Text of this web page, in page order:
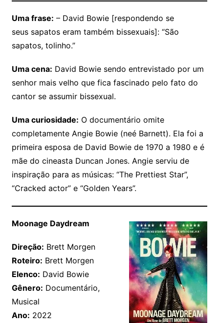
Uma frase: – David Bowie [respondendo se
seus sapatos eram também bissexuais]: “São
sapatos, tolinho.”
Uma cena: David Bowie sendo entrevistado por um
senhor mais velho que fica fascinado pelo fato do
cantor se assumir bissexual.
Uma curiosidade: O documentário omite
completamente Angie Bowie (neé Barnett). Ela foi a
primeira esposa de David Bowie de 1970 a 1980 e é
mãe do cineasta Duncan Jones. Angie serviu de
inspiração para as músicas: “The Prettiest Star”,
“Cracked actor” e “Golden Years”.
Moonage Daydream
Direção: Brett Morgen
Roteiro: Brett Morgen
Elenco: David Bowie
Gênero: Documentário,
Musical
Ano: 2022